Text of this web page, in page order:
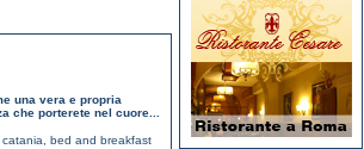
una vera e propria
che porterete nel cuore...
bed and breakfast